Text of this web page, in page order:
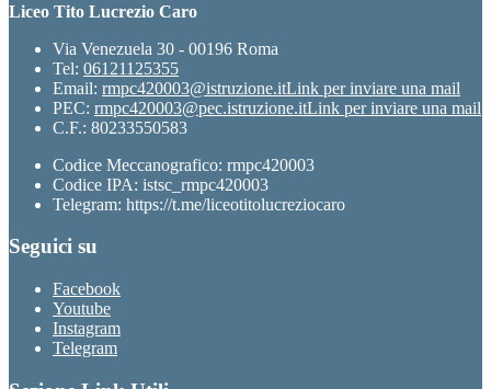
Liceo Tito Lucrezio Caro
Via Venezuela 30 - 00196 Roma
Tel: 06121125355
Email: rmpc420003@istruzione.itLink per inviare una mail
PEC: rmpc420003@pec.istruzione.itLink per inviare una mail
C.F.: 80233550583
Codice Meccanografico: rmpc420003
Codice IPA: istsc_rmpc420003
Telegram: https://t.me/liceotitolucreziocaro
Seguici su
Facebook
Youtube
Instagram
Telegram